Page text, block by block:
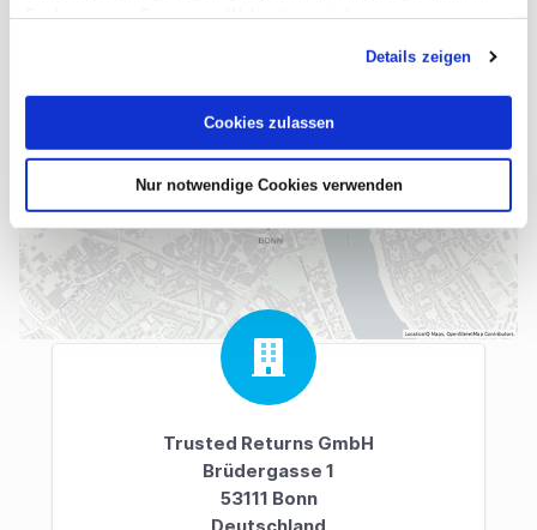
Cookies, wenn Sie unsere Webseite weiterhin nutzen.
Details zeigen
Cookies zulassen
Nur notwendige Cookies verwenden
Submit Reset
The data is transmitted encrypted with SSL.
Trusted Returns GmbH
Brüdergasse 1
53111 Bonn